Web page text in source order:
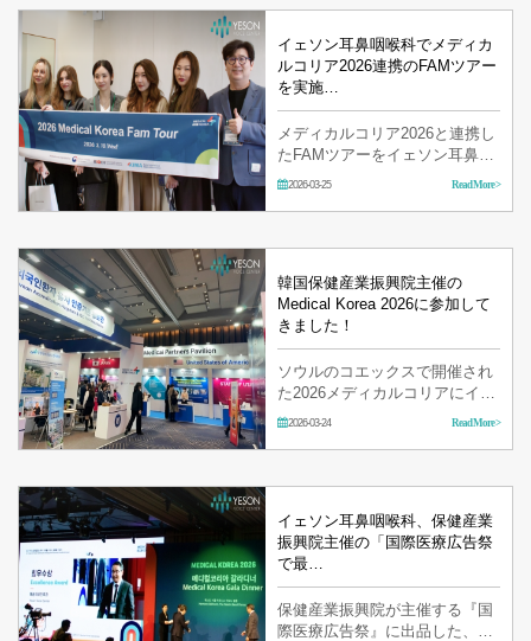
イェソン耳鼻咽喉科でメディカ
ルコリア2026連携のFAMツアー
を実施…
メディカルコリア2026と連携し
たFAMツアーをイェソン耳鼻咽
喉科で実施しました。 ロシア、
2026-03-25 Read More >
韓国保健産業振興院主催の
Medical Korea 2026に参加して
きました！
ソウルのコエックスで開催され
た2026メディカルコリアにイェ
ソン耳鼻咽喉科のスタッフも参
2026-03-24 Read More >
イェソン耳鼻咽喉科、保健産業
振興院主催の「国際医療広告祭
で最…
保健産業振興院が主催する『国
際医療広告祭』に出品した、イ